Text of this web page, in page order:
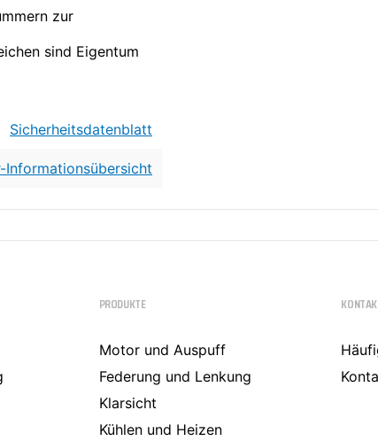
zur
sind Eigentum
Sicherheitsdatenblatt
Informationsübersicht
PRODUKTE
Motor und Auspuff
Federung und Lenkung
Klarsicht
Kühlen und Heizen